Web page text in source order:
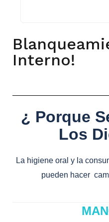
Interno!
¿ Porque
Los
La higiene oral y la
pueden hacer